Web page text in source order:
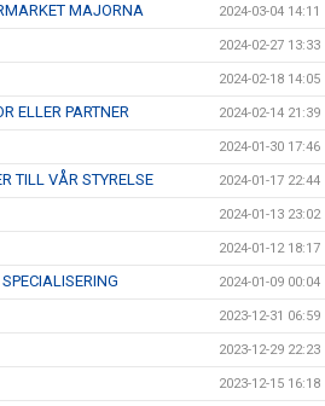
MAJORNA 2024-03-04 14:11
2024-02-27 13:33
2024-02-18 14:05
ELLER PARTNER 2024-02-14 21:39
2024-01-30 17:46
TILL VÅR STYRELSE 2024-01-17 22:44
2024-01-13 23:02
2024-01-12 18:17
2024-01-09 00:04
2023-12-31 06:59
2023-12-29 22:23
2023-12-15 16:18